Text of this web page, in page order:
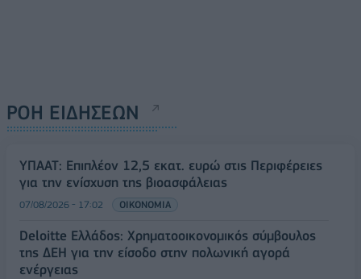
ΡΟΗ ΕΙΔΗΣΕΩΝ
ΥΠΑΑΤ: Επιπλέον 12,5 εκατ. ευρώ στις Περιφέρειες
για την ενίσχυση της βιοασφάλειας
07/08/2026 - 17:02 ΟΙΚΟΝΟΜΙΑ
Deloitte Ελλάδος: Χρηματοοικονομικός σύμβουλος
της ΔΕΗ για την είσοδο στην πολωνική αγορά
ενέργειας